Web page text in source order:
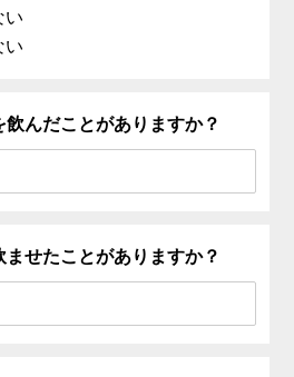
い
い
んだことがありますか？
せたことがありますか？